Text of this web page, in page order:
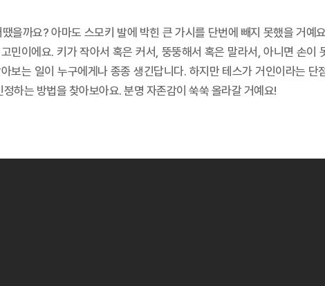
을까요? 아마도 스모키 발에 박힌 큰 가시를 단번에 빼지 못했을 거
민이에요. 키가 작아서 혹은 커서, 뚱뚱해서 혹은 말라서, 아니면 손
보는 일이 누구에게나 종종 생긴답니다. 하지만 테스가 거인이라는
하는 방법을 찾아보아요. 분명 자존감이 쑥쑥 올라갈 거예요!